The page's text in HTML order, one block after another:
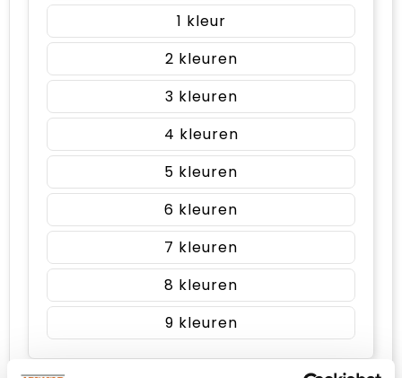
1
2
3
4
5
6
7
8
9